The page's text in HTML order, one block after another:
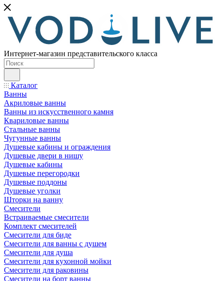
Интернет-магазин представительского класса
Каталог
Ванны
Акриловые ванны
Ванны из искусственного камня
Квариловые ванны
Стальные ванны
Чугунные ванны
Душевые кабины и ограждения
Душевые двери в нишу
Душевые кабины
Душевые перегородки
Душевые поддоны
Душевые уголки
Шторки на ванну
Смесители
Встраиваемые смесители
Комплект смесителей
Смесители для биде
Смесители для ванны с душем
Смесители для душа
Смесители для кухонной мойки
Смесители для раковины
Смесители на борт ванны